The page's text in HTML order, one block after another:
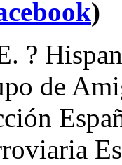
)
?
de